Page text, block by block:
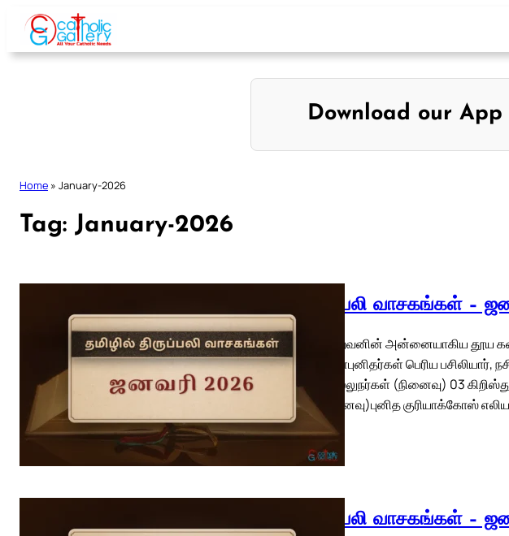
Skip
content
Download our App
Home » January-2026
Tag: January-2026
திருப்பலி வாசகங்கள் –
01 இறைவனின் அன்னையாகிய தூய
வார நாள்புனிதர்கள் பெரிய
மறைவல்லுநர்கள் (நினைவு) 03
(வி.நினைவு)புனித குரியாக்கோஸ்
திருப்பலி வாசகங்கள் –